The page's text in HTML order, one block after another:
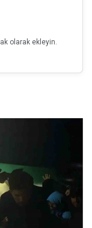
olarak ekleyin.